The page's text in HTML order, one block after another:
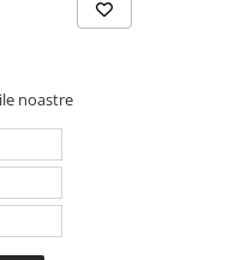
noastre